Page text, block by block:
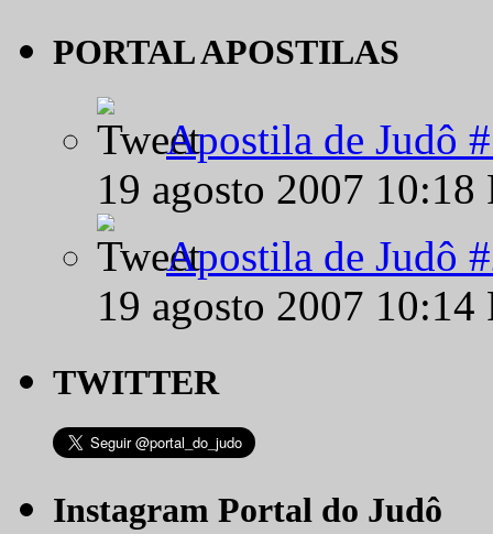
PORTAL APOSTILAS
Apostila de Judô
19 agosto 2007
Apostila de Judô
19 agosto 2007
TWITTER
Instagram Portal do Judô